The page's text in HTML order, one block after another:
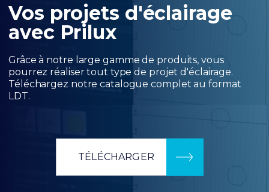
Vos projets d'éclairage
avec Prilux
Grâce à notre large gamme de produits, vous
pourrez réaliser tout type de projet d'éclairage.
Téléchargez notre catalogue complet au format
LDT.
TÉLÉCHARGER